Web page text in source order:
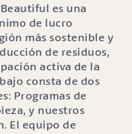
es una
de lucro
más sostenible y
de residuos,
activa de la
consta de dos
Programas de
y nuestros
El equipo de